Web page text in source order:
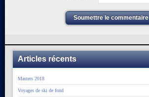
Soumettre le commentaire
Articles récents
Masters 2018
Voyages de ski de fond